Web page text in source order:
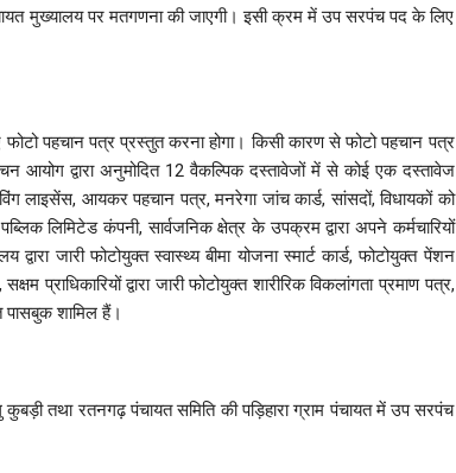
मुख्यालय पर मतगणना की जाएगी। इसी क्रम में उप सरपंच पद के लिए
पहचान पत्र प्रस्तुत करना होगा। किसी कारण से फोटो पहचान पत्र
आयोग द्वारा अनुमोदित 12 वैकल्पिक दस्तावेजों में से कोई एक दस्तावेज
लाइसेंस, आयकर पहचान पत्र, मनरेगा जांच कार्ड, सांसदों, विधायकों को
लिमिटेड कंपनी, सार्वजनिक क्षेत्र के उपक्रम द्वारा अपने कर्मचारियों
जारी फोटोयुक्त स्वास्थ्य बीमा योजना स्मार्ट कार्ड, फोटोयुक्त पेंशन
प्राधिकारियों द्वारा जारी फोटोयुक्त शारीरिक विकलांगता प्रमाण पत्र,
पासबुक शामिल हैं।
तथा रतनगढ़ पंचायत समिति की पड़िहारा ग्राम पंचायत में उप सरपंच